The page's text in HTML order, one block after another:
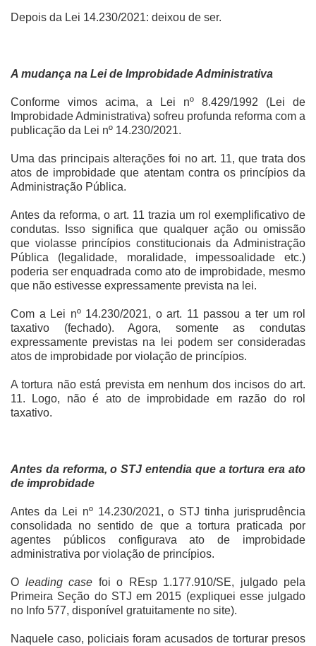
Depois da Lei 14.230/2021: deixou de ser.
A mudança na Lei de Improbidade Administrativa
Conforme vimos acima, a Lei nº 8.429/1992 (Lei de
Improbidade Administrativa) sofreu profunda reforma com a
publicação da Lei nº 14.230/2021.
Uma das principais alterações foi no art. 11, que trata dos
atos de improbidade que atentam contra os princípios da
Administração Pública.
Antes da reforma, o art. 11 trazia um rol exemplificativo de
condutas. Isso significa que qualquer ação ou omissão
que violasse princípios constitucionais da Administração
Pública (legalidade, moralidade, impessoalidade etc.)
poderia ser enquadrada como ato de improbidade, mesmo
que não estivesse expressamente prevista na lei.
Com a Lei nº 14.230/2021, o art. 11 passou a ter um rol
taxativo (fechado). Agora, somente as condutas
expressamente previstas na lei podem ser consideradas
atos de improbidade por violação de princípios.
A tortura não está prevista em nenhum dos incisos do art.
11. Logo, não é ato de improbidade em razão do rol
taxativo.
Antes da reforma, o STJ entendia que a tortura era ato
de improbidade
Antes da Lei nº 14.230/2021, o STJ tinha jurisprudência
consolidada no sentido de que a tortura praticada por
agentes públicos configurava ato de improbidade
administrativa por violação de princípios.
O leading case foi o REsp 1.177.910/SE, julgado pela
Primeira Seção do STJ em 2015 (expliquei esse julgado
no Info 577, disponível gratuitamente no site).
Naquele caso, policiais foram acusados de torturar presos